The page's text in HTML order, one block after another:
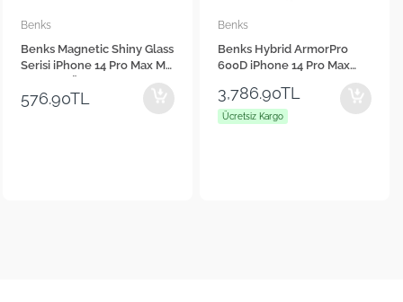
Benks
Benks Magnetic Shiny Glass
Serisi iPhone 14 Pro Max M-
safe Şarj Özellikli Telefon
Kılıfı
576.90TL
Benks
Benks Hybrid ArmorPro
600D iPhone 14 Pro Max
Karbon Fiber M-safe Şarj
Özellikli Kevlar Kılıf
3,786.90TL
Ücretsiz Kargo